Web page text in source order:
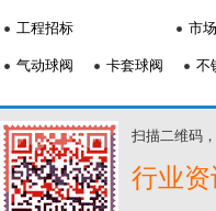
工程招标 市
气动球阀 卡套球阀 不
扫描二维码
行业资